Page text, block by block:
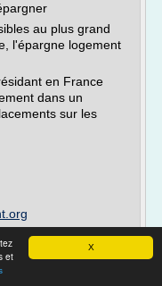
X
et
au plus grand
l'épargne logement
en France
dans un
sur les
sur livret/livret d
d epargne